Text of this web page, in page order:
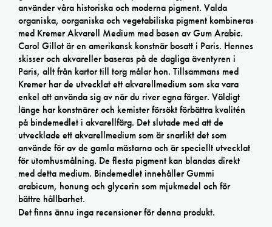
använder våra historiska och moderna pigment. Valda
organiska, oorganiska och vegetabiliska pigment kombineras
med Kremer Akvarell Medium med basen av Gum Arabic.
Carol Gillot är en amerikansk konstnär bosatt i Paris. Hennes
skisser och akvareller baseras på de dagliga äventyren i
Paris, allt från kartor till torg målar hon. Tillsammans med
Kremer har de utvecklat ett akvarellmedium som ska vara
enkel att använda sig av när du river egna färger. Väldigt
länge har konstnärer och kemister försökt förbättra kvalitén
på bindemedlet i akvarellfärg. Det slutade med att de
utvecklade ett akvarellmedium som är snarlikt det som
använde för av de gamla mästarna och är speciellt utvecklat
för utomhusmålning. De flesta pigment kan blandas direkt
med detta medium. Bindemedlet innehåller Gummi
arabicum, honung och glycerin som mjukmedel och för
bättre hållbarhet.
Det finns ännu inga recensioner för denna produkt.